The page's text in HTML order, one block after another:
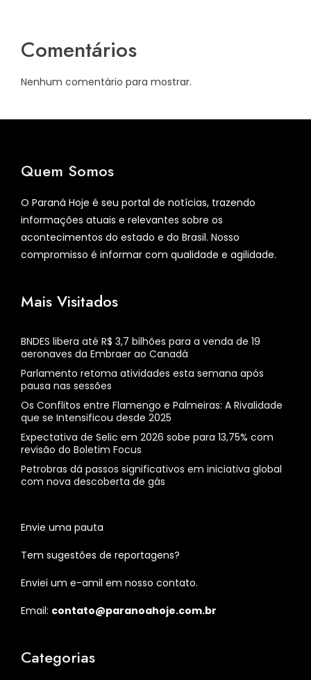
Comentários
Nenhum comentário para mostrar.
Quem Somos
O Paraná Hoje é seu portal de notícias, trazendo
informações atuais e relevantes sobre os
acontecimentos do estado e do Brasil. Nosso
compromisso é informar com qualidade e agilidade.
Mais Visitados
BNDES libera até R$ 3,7 bilhões para a venda de 19
aeronaves da Embraer ao Canadá
Parlamento retoma atividades esta semana após
pausa nas sessões
Os Conflitos entre Flamengo e Palmeiras: A Rivalidade
que se Intensificou desde 2025
Expectativa de Selic em 2026 sobe para 13,75% com
revisão do Boletim Focus
Petrobras dá passos significativos em iniciativa global
com nova descoberta de gás
Envie uma pauta
Tem sugestões de reportagens?
Enviei um e-amil em nosso contato.
Email: contato@paranoahoje.com.br
Categorias